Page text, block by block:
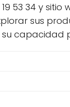
53 34 y
sus
su capacidad